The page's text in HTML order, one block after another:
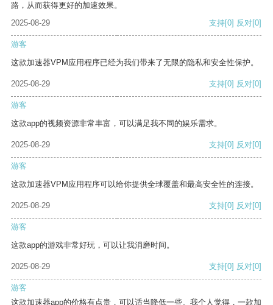
路，从而获得更好的加速效果。
2025-08-29
支持[0] 反对[0]
游客
这款加速器VPM应用程序已经为我们带来了无限的隐私和安全性保护。
2025-08-29 支持[0] 反对[0]
游客
这款app的视频资源非常丰富，可以满足我不同的娱乐需求。
2025-08-29 支持[0] 反对[0]
游客
这款加速器VPM应用程序可以给你提供全球覆盖和最高安全性的连接。
2025-08-29 支持[0] 反对[0]
游客
这款app的游戏非常好玩，可以让我消磨时间。
2025-08-29 支持[0] 反对[0]
游客
这款加速器app的价格有点贵，可以适当降低一些。我个人觉得，一款加